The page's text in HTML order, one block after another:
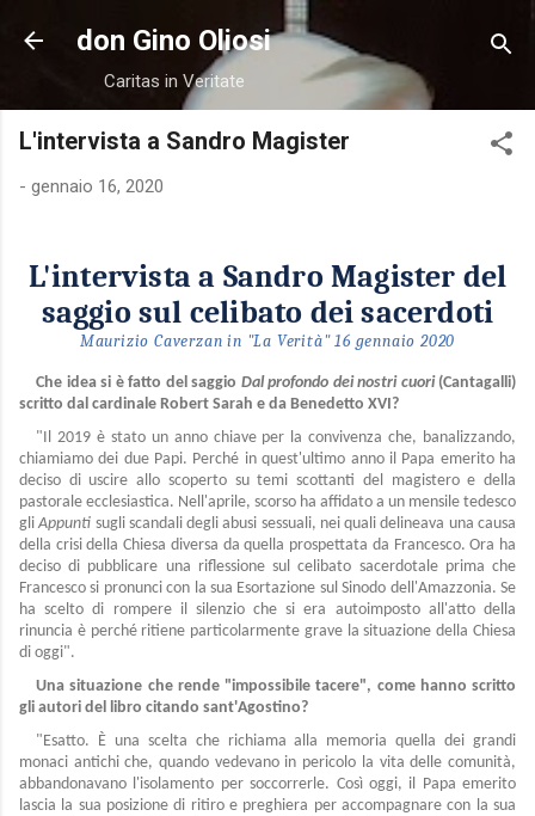
Passa ai contenuti principali
don Gino Oliosi
Caritas in Veritate
L'intervista a Sandro Magister
- gennaio 16, 2020
L'intervista a Sandro Magister del
saggio sul celibato dei sacerdoti
Maurizio Caverzan in "La Verità" 16 gennaio 2020
Che idea si è fatto del saggio Dal profondo dei nostri cuori (Cantagalli)
scritto dal cardinale Robert Sarah e da Benedetto XVI?
"Il 2019 è stato un anno chiave per la convivenza che, banalizzando,
chiamiamo dei due Papi. Perché in quest'ultimo anno il Papa emerito ha
deciso di uscire allo scoperto su temi scottanti del magistero e della
pastorale ecclesiastica. Nell'aprile, scorso ha affidato a un mensile tedesco
gliAppunti sugli scandali degli abusi sessuali, nei quali delineava una causa
della crisi della Chiesa diversa da quella prospettata da Francesco. Ora ha
deciso di pubblicare una riflessione sul celibato sacerdotale prima che
Francesco si pronunci con la sua Esortazione sul Sinodo dell'Amazzonia. Se
ha scelto di rompere il silenzio che si era autoimposto all'atto della
rinuncia è perché ritiene particolarmente grave la situazione della Chiesa
di oggi".
Una situazione che rende "impossibile tacere", come hanno scritto
gli autori del libro citando sant'Agostino?
"Esatto. È una scelta che richiama alla memoria quella dei grandi
monaci antichi che, quando vedevano in pericolo la vita delle comunità,
abbandonavano l'isolamento per soccorrerle. Così oggi, il Papa emerito
lascia la sua posizione di ritiro e preghiera per accompagnare con la sua